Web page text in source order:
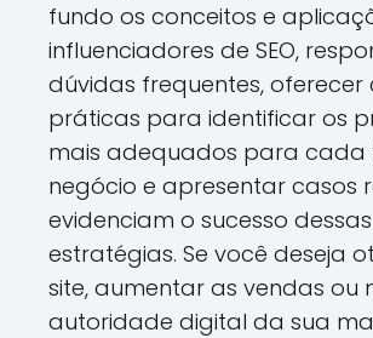
fundo os conceitos e
influenciadores de SEO,
dúvidas frequentes, oferecer
práticas para identificar os
mais adequados para cada
negócio e apresentar casos
evidenciam o sucesso dessas
estratégias. Se você deseja
site, aumentar as vendas ou
autoridade digital da sua